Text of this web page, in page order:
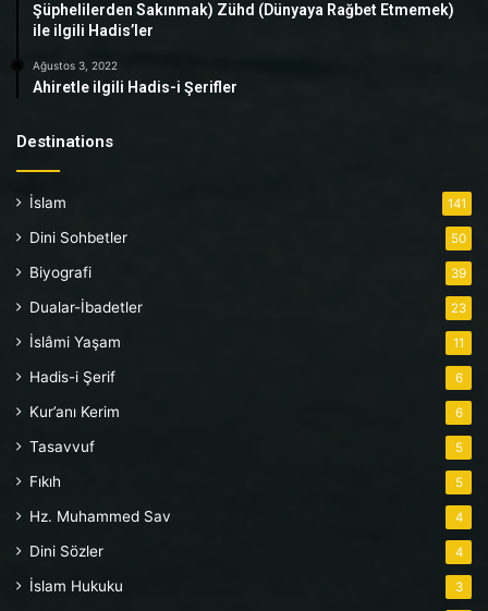
Şüphelilerden Sakınmak) Zühd (Dünyaya Rağbet Etmemek)
ile ilgili Hadis’ler
Ağustos 3, 2022
Ahiretle ilgili Hadis-i Şerifler
Destinations
İslam 141
Dini Sohbetler 50
Biyografi 39
Dualar-İbadetler 23
İslâmi Yaşam 11
Hadis-i Şerif 6
Kur’anı Kerim 6
Tasavvuf 5
Fıkıh 5
Hz. Muhammed Sav 4
Dini Sözler 4
İslam Hukuku 3